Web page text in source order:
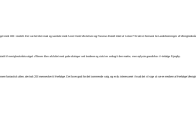
med 200 i stortelt. Der var lækker mad og samtale med Anne Dorte Michelsen og Rasmus Botoft ledet af Anton Pihl der er formand for Landsforeningen af
til menighedsrådsvalget. Aftenen blev afsluttet med gode dialoger ved bordene og sidst en andagt i den mørke, men oplyste grandskov i Herfølge Bjergby.
fantastisk aften, der trak 200 mennesker til Herfølge. Det lover godt for det kommende valg, og er du interesseret i hvad det vil sige at være medlem af Herfølge